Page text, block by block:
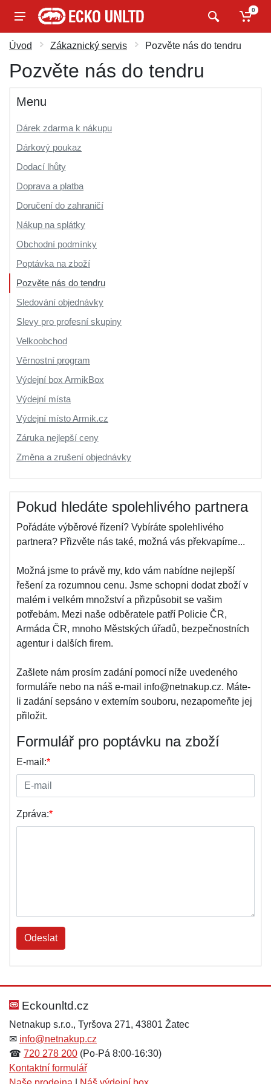
0
Úvod Zákaznický servis Pozvěte nás do tendru
Pozvěte nás do tendru
Menu
Dárek zdarma k nákupu
Dárkový poukaz
Dodací lhůty
Doprava a platba
Doručení do zahraničí
Nákup na splátky
Obchodní podmínky
Poptávka na zboží
Pozvěte nás do tendru
Sledování objednávky
Slevy pro profesní skupiny
Velkoobchod
Věrnostní program
Výdejní box ArmikBox
Výdejní místa
Výdejní místo Armik.cz
Záruka nejlepší ceny
Změna a zrušení objednávky
Pokud hledáte spolehlivého partnera
Pořádáte výběrové řízení? Vybíráte spolehlivého
partnera? Přizvěte nás také, možná vás překvapíme...
Možná jsme to právě my, kdo vám nabídne nejlepší
řešení za rozumnou cenu. Jsme schopni dodat zboží v
malém i velkém množství a přizpůsobit se vašim
potřebám. Mezi naše odběratele patří Policie ČR,
Armáda ČR, mnoho Městských úřadů, bezpečnostních
agentur i dalších firem.
Zašlete nám prosím zadání pomocí níže uvedeného
formuláře nebo na náš e-mail info@netnakup.cz. Máte-
li zadání sepsáno v externím souboru, nezapomeňte jej
přiložit.
Formulář pro poptávku na zboží
E-mail:*
Zpráva:*
Odeslat
Eckounltd.cz
Netnakup s.r.o., Tyršova 271, 43801 Žatec
✉ info@netnakup.cz
☎ 720 278 200 (Po-Pá 8:00-16:30)
Kontaktní formulář